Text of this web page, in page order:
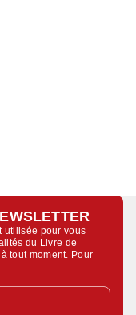
utilisée pour vous
du Livre de
tout moment. Pour